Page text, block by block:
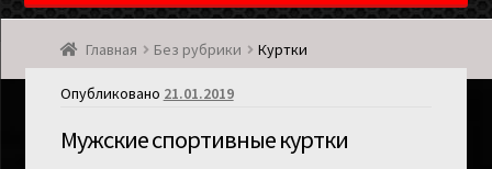
Мой аккаунт
Главная Без рубрики Куртки
Опубликовано 21.01.2019
Мужские спортивные куртки